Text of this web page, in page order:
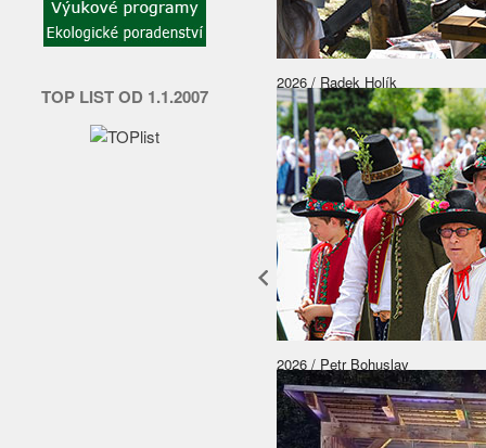
TOP LIST OD 1.1.2007
2026 / Radek Holík
2026 / Petr Bohuslav